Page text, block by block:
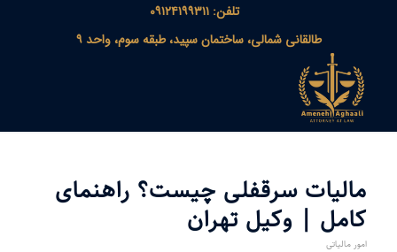
تلفن: ۰۹۱۲۴۱۹۹۳۱۱
طالقانی شمالی، ساختمان سپید، طبقه سوم، واحد ۹
مالیات سرقفلی چیست؟ راهنمای
کامل | وکیل تهران
امور مالیاتی